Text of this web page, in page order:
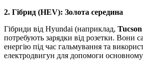
2. Гібрид (HEV): Золота середина
Гібриди від Hyundai (наприклад,
потребують зарядки від розетки. Вони
енергію під час гальмування та
електродвигун для допомоги